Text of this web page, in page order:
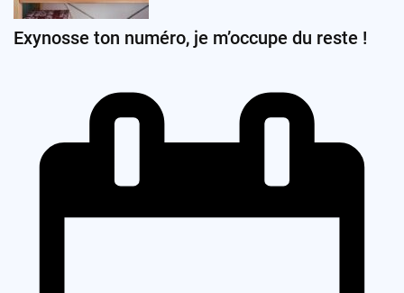
Exynosse ton numéro, je m’occupe du reste !